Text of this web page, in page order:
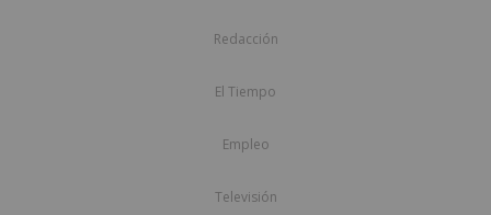
Redacción
El Tiempo
Empleo
Televisión